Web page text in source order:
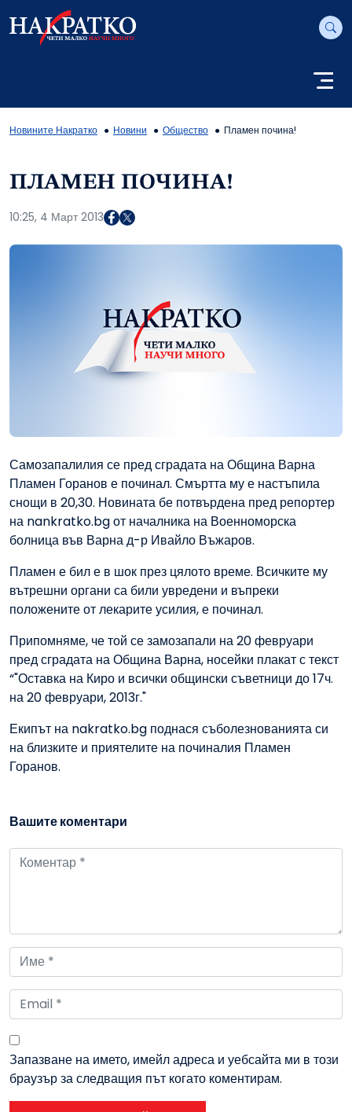
Новините Накратко Новини Общество Пламен почина!
ПЛАМЕН ПОЧИНА!
10:25, 4 Март 2013
Самозапалилия се пред сградата на Община Варна
Пламен Горанов е починал. Смъртта му е настъпила
снощи в 20,30. Новината бе потвърдена пред репортер
на nankratko.bg от началника на Военноморска
болница във Варна д-р Ивайло Въжаров.
Пламен е бил е в шок през цялото време. Всичките му
вътрешни органи са били увредени и въпреки
положените от лекарите усилия, е починал.
Припомняме, че той се замозапали на 20 февруари
пред сградата на Община Варна, носейки плакат с текст
“"Оставка на Киро и всички общински съветници до 17ч.
на 20 февруари, 2013г."
Екипът на nakratko.bg поднася съболезнованията си
на близките и приятелите на починалия Пламен
Горанов.
Вашите коментари
Запазване на името, имейл адреса и уебсайта ми в този
браузър за следващия път когато коментирам.